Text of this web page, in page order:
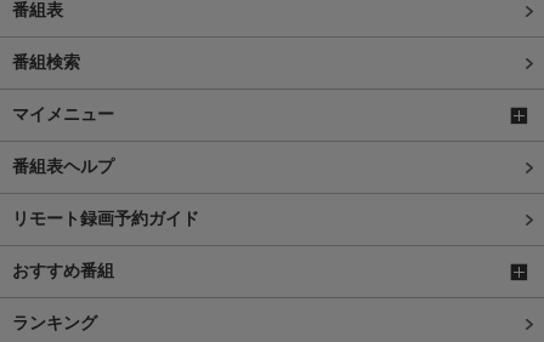
番組表
番組検索
マイメニュー
番組表ヘルプ
リモート録画予約ガイド
おすすめ番組
ランキング